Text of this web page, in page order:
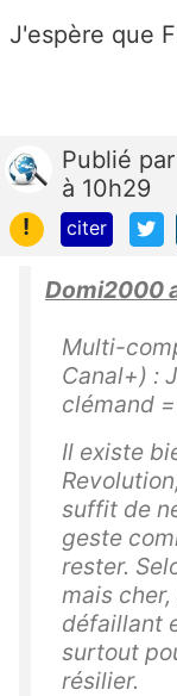
J'espère que
Publié par
à 10h29
!
citer
Domi2000
Multi-
Canal+) :
clémand
Il existe
suffit de
geste
rester.
mais
défaillant
surtout
résilier.